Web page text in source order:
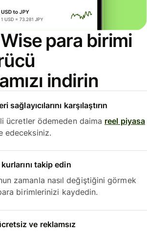
para birimi
indirin
sağlayıcılarını karşılaştırın
ücretler ödemeden daima reel piyasa
edeceksiniz.
takip edin
zamanla nasıl değiştiğini görmek
birimlerinizi kaydedin.
ve reklamsız